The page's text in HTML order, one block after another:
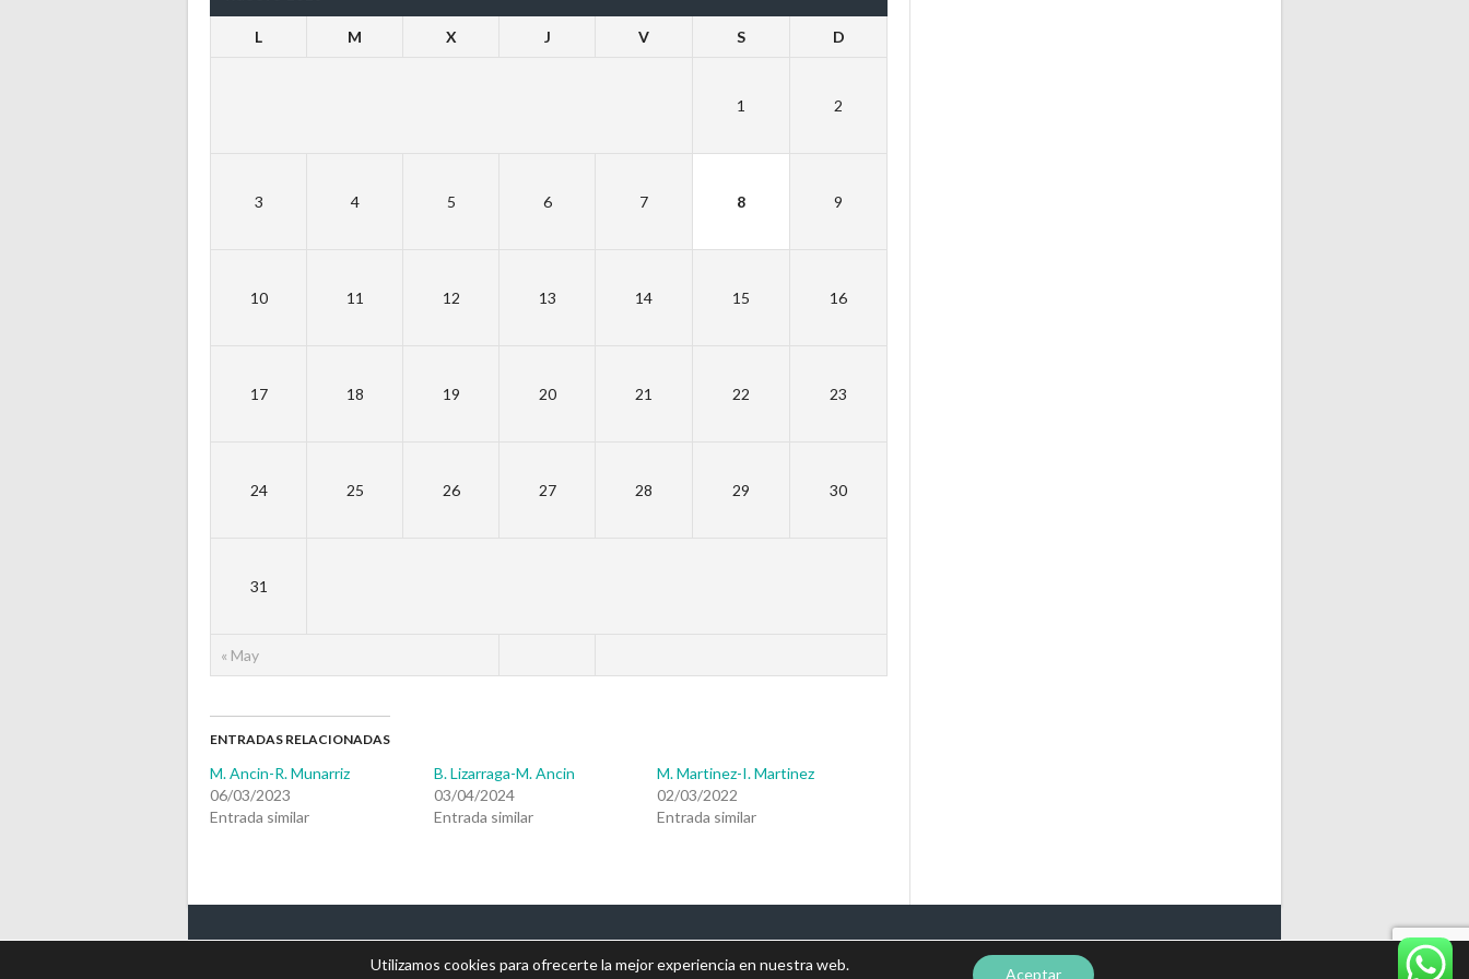
L M X J V S D
« May
1 2
3 4 5 6 7 8 9
10 11 12 13 14 15 16
17 18 19 20 21 22 23
24 25 26 27 28 29 30
31
ENTRADAS RELACIONADAS
M. Ancin-R. Munarriz
06/03/2023
Entrada similar
B. Lizarraga-M. Ancin
03/04/2024
Entrada similar
M. Martinez-I. Martinez
02/03/2022
Entrada similar
Utilizamos cookies para ofrecerte la mejor experiencia en nuestra web.
Aceptar